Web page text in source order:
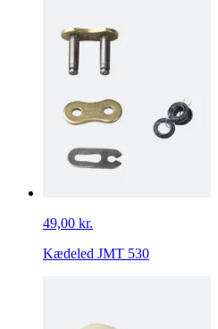
49,00 kr.
Kædeled JMT 530